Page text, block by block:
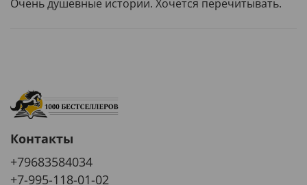
Очень душевные истории. Хочется перечитывать.
Контакты
+79683584034
+7-995-118-01-02